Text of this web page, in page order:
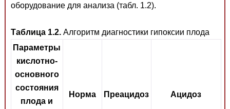
оборудование для анализа (табл. 1.2).
Таблица 1.2.Алгоритм диагностики гипоксии плода
Параметры
кислотно-
основного
состояния
плода и
Норма Преацидоз Ацидоз